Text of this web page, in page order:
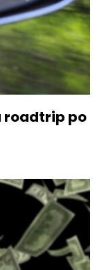
roadtrip po